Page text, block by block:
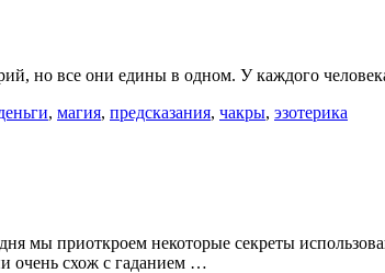
но все они едины в одном. У каждого
, магия, предсказания, чакры, эзотерика
мы приоткроем некоторые секреты
очень схож с гаданием …